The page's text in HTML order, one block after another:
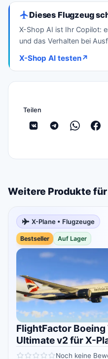
Dieses Flugzeug
X-Shop AI ist Ihr Copilot:
und das Verhalten bei
X-Shop AI testen↗
Teilen
Weitere Produkte für
X-Plane • Flugzeuge
Bestseller Auf Lager
FlightFactor Boeing
Ultimate v2 für X-
11/12
Noch keine